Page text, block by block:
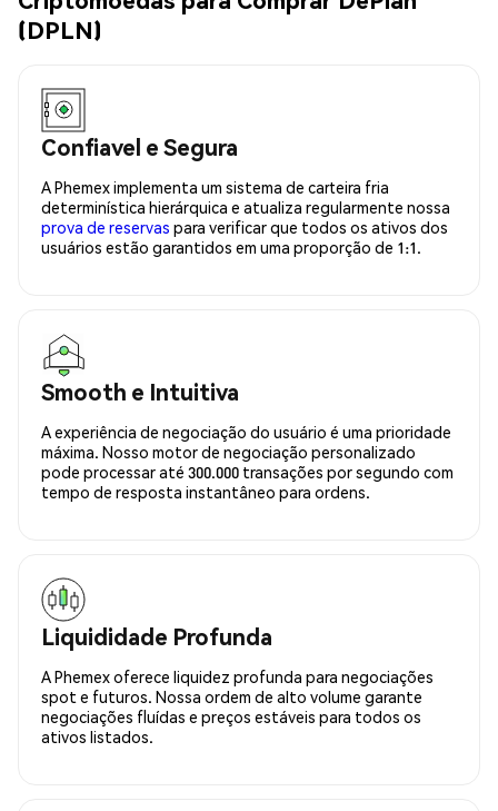
(DPLN)
Confiavel e Segura
A Phemex implementa um sistema de carteira fria
determinística hierárquica e atualiza regularmente nossa
prova de reservas para verificar que todos os ativos dos
usuários estão garantidos em uma proporção de 1:1.
Smooth e Intuitiva
A experiência de negociação do usuário é uma prioridade
máxima. Nosso motor de negociação personalizado
pode processar até 300.000 transações por segundo com
tempo de resposta instantâneo para ordens.
Liquididade Profunda
A Phemex oferece liquidez profunda para negociações
spot e futuros. Nossa ordem de alto volume garante
negociações fluídas e preços estáveis para todos os
ativos listados.